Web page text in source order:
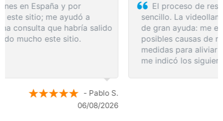
El proceso de reserva fue sumamente
sencillo. La videollamada con la médica resultó
de gran ayuda: me explicó detalladamente las
posibles causas de mi dolencia, me recomendó
medidas para aliviar los síntomas de inmediato y
me indicó los siguientes pasos a seguir según